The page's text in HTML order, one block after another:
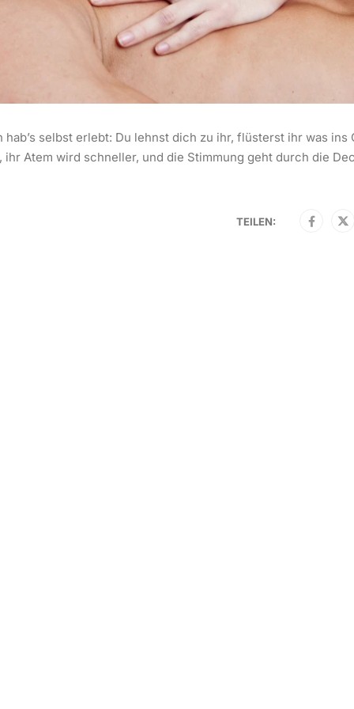
selbst erlebt: Du lehnst dich zu ihr, flüsterst ihr was ins
Atem wird schneller, und die Stimmung geht durch die
TEILEN: